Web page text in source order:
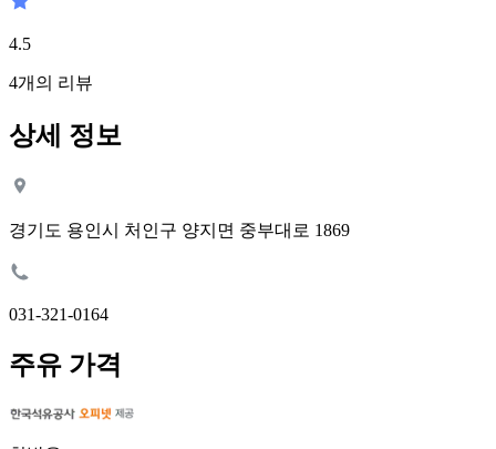
4.5
4개의 리뷰
상세 정보
경기도 용인시 처인구 양지면 중부대로 1869
031-321-0164
주유 가격